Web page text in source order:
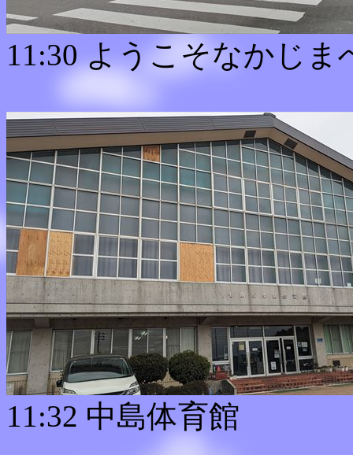
11:30 ようこそなかじま
11:32 中島体育館